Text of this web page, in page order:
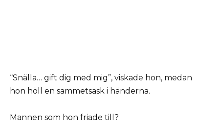
“Snälla… gift dig med mig”, viskade hon, medan
hon höll en sammetsask i händerna.
Mannen som hon friade till?